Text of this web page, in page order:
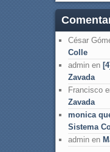
César
Colle
adminen
Zavada
Francisco
Zavada
monica
Sistema
adminen